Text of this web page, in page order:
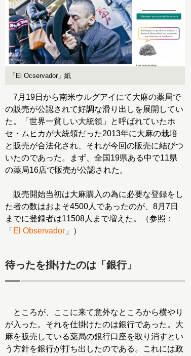
「El Ocservador」紙
7月19日から南米ウルグアイにて大麻の薬局で
の販売が公認されて好調な滑り出しを展開してい
た。「世界一貧しい大統領」と呼ばれていたホ
セ・ムヒカが大統領だった2013年に大麻の栽培
と販売が合法化され、それが今回の販売に結びつ
いたのであった。まず、全国19県ある中で11県
の薬局16店で販売が公認された。
販売開始当初は大麻購入の為に必要な登録をし
た者の数はおよそ4500人であったのが、8月7日
までに登録者は11508人まで増えた。（参照：
「 El Observador 」）
待ったを掛けたのは「銀行」
ところが、ここに来て意外なところから横やり
が入った。それを仕掛けたのは銀行であった。大
麻を販売している薬局の銀行口座を取り消すとい
う方針を銀行が打ち出したのである。これには政